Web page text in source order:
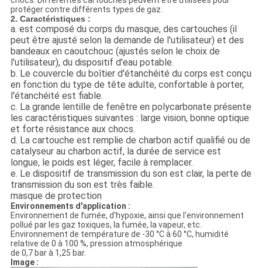
protéger contre différents types de gaz.
2. Caractéristiques :
a. est composé du corps du masque, des cartouches (il
peut être ajusté selon la demande de l'utilisateur) et des
bandeaux en caoutchouc (ajustés selon le choix de
l'utilisateur), du dispositif d'eau potable.
b. Le couvercle du boîtier d'étanchéité du corps est conçu
en fonction du type de tête adulte, confortable à porter,
l'étanchéité est fiable.
c. La grande lentille de fenêtre en polycarbonate présente
les caractéristiques suivantes : large vision, bonne optique
et forte résistance aux chocs.
d. La cartouche est remplie de charbon actif qualifié ou de
catalyseur au charbon actif, la durée de service est
longue, le poids est léger, facile à remplacer.
e. Le dispositif de transmission du son est clair, la perte de
transmission du son est très faible.
masque de protection
Environnements d'application :
Environnement de fumée, d'hypoxie, ainsi que l'environnement
pollué par les gaz toxiques, la fumée, la vapeur, etc.
Environnement de température de -30 °C à 60 °C, humidité
relative de 0 à 100 %, pression atmosphérique
de 0,7 bar à 1,25 bar.
Image :